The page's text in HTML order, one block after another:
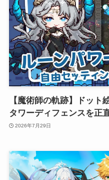
【魔術師の軌跡】ドット
タワーディフェンスを正
2026年7月29日